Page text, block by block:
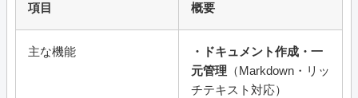
項目 概要
主な機能
・ドキュメント作成・一
元管理 （Markdown・リッ
チテキスト対応）